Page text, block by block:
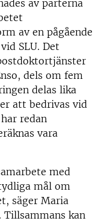
av parterna
av en pågående
SLU. Det
dels om fem
delas lika
att bedrivas vid
redan
vara
med
mål om
säger Maria
Tillsammans kan